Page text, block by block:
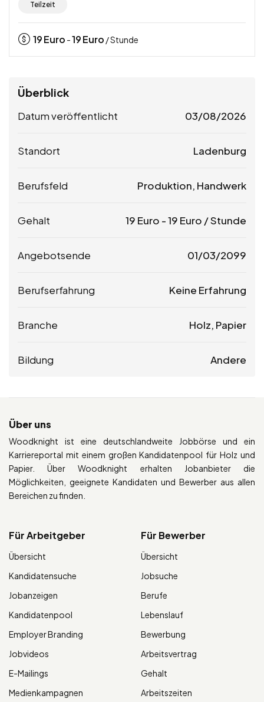
Teilzeit
19Euro -19Euro / Stunde
Überblick
Datum veröffentlicht 03/08/2026
Standort Ladenburg
Berufsfeld Produktion, Handwerk
Gehalt 19 Euro -19 Euro / Stunde
Angebotsende 01/03/2099
Berufserfahrung Keine Erfahrung
Branche Holz, Papier
Bildung Andere
Über uns
Woodknight ist eine deutschlandweite Jobbörse und ein
Karriereportal mit einem großen Kandidatenpool für Holz und
Papier. Über Woodknight erhalten Jobanbieter die
Möglichkeiten, geeignete Kandidaten und Bewerber aus allen
Bereichen zu finden.
Für Arbeitgeber
Übersicht
Kandidatensuche
Jobanzeigen
Kandidatenpool
Employer Branding
Jobvideos
E-Mailings
Medienkampagnen
Für Bewerber
Übersicht
Jobsuche
Berufe
Lebenslauf
Bewerbung
Arbeitsvertrag
Gehalt
Arbeitszeiten